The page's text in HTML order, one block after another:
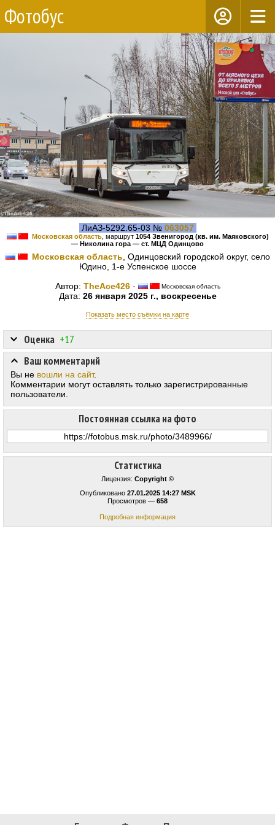
Фотобус
ЛиАЗ-5292.65-03 № 063057
Московская область, маршрут 1054 Звенигород (кв. им. Маяковского)
— Николина гора — ст. МЦД Одинцово
Московская область , Одинцовский городской округ, село
Юдино, 1-е Успенское шоссе
Автор: TheAce426· Московская область
Дата: 26 января 2025 г., воскресенье
Показать место съёмки на карте
Статистика
Лицензия: Copyright ©
Опубликовано 27.01.2025 14:27 MSK
Просмотров — 658
Подробная информация
Оценка +17
Постоянная ссылка на фото
Ваш комментарий
Вы не вошли на сайт.
Комментарии могут оставлять только зарегистрированные
пользователи.